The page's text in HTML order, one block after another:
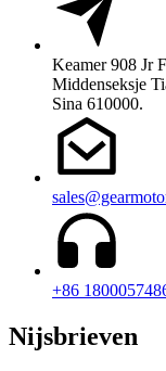
Keamer 908 Jr
Middenseksje
Sina 610000.
+86
Nijsbrieven